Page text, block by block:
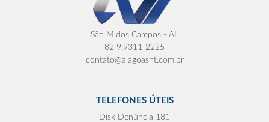
São M.dos Campos - AL
82 9.9311-2225
contato@alagoasnt.com.br
TELEFONES ÚTEIS
Disk Denúncia 181